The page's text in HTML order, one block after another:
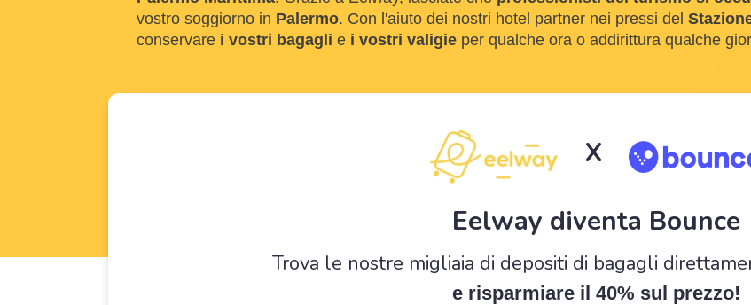
vostro soggiorno in Palermo. Con l'aiuto dei nostri hotel partner nei pressi del
conservare i vostri bagagli e i vostri valigie per qualche ora o addirittura qualche
X
Eelway diventa Bounce
Trova le nostre migliaia di depositi di bagagli
e risparmiare il 40% sul prezzo!